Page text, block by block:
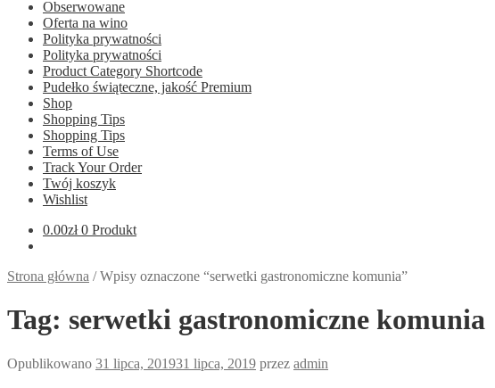
Obserwowane
Oferta na wino
Polityka prywatności
Polityka prywatności
Product Category Shortcode
Pudełko świąteczne, jakość Premium
Shop
Shopping Tips
Shopping Tips
Terms of Use
Track Your Order
Twój koszyk
Wishlist
0.00zł 0 Produkt
Strona główna /Wpisy oznaczone “serwetki gastronomiczne komunia”
Tag: serwetki gastronomiczne komunia
Opublikowano 31 lipca, 201931 lipca, 2019 przez admin